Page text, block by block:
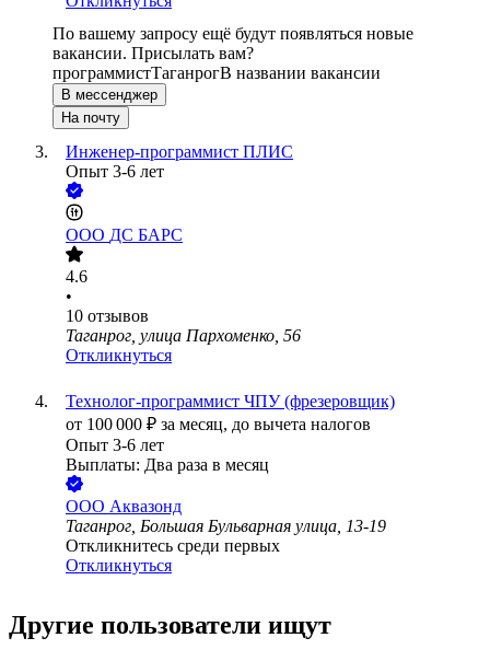
По вашему запросу ещё будут появляться новые
вакансии. Присылать вам?
программистТаганрогВ названии вакансии
В мессенджер
На почту
Инженер-программист ПЛИС
Опыт 3-6 лет
ООО ДС БАРС
4.6
•
10 отзывов
Таганрог, улица Пархоменко, 56
Откликнуться
Технолог-программист ЧПУ (фрезеровщик)
от 100 000 ₽ за месяц, до вычета налогов
Опыт 3-6 лет
Выплаты: Два раза в месяц
ООО Аквазонд
Таганрог, Большая Бульварная улица, 13-19
Откликнитесь среди первых
Откликнуться
Другие пользователи ищут